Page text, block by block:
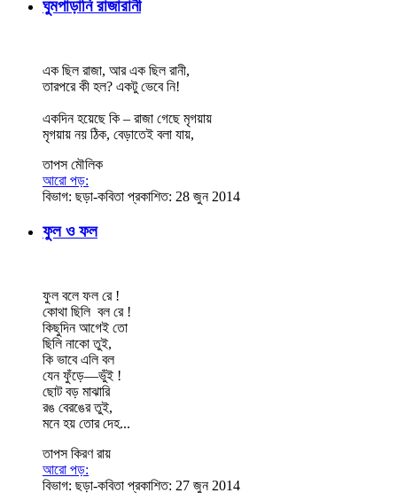
ঘুমপাড়ানি রাজারানী
এক ছিল রাজা, আর এক ছিল রানী,
তারপরে কী হল? একটু ভেবে নি!
একদিন হয়েছে কি – রাজা গেছে মৃগয়ায়
মৃগয়ায় নয় ঠিক, বেড়াতেই বলা যায়,
তাপস মৌলিক
আরো পড়:
বিভাগ: ছড়া-কবিতা প্রকাশিত: 28 জুন 2014
ফুল ও ফল
ফুল বলে ফল রে !
কোথা ছিলি বল রে !
কিছুদিন আগেই তো
ছিলি নাকো তুই,
কি ভাবে এলি বল
যেন ফুঁড়ে—ভুঁই !
ছোট বড় মাঝারি
রঙ বেরঙের তুই,
মনে হয় তোর দেহ...
তাপস কিরণ রায়
আরো পড়:
বিভাগ: ছড়া-কবিতা প্রকাশিত: 27 জুন 2014